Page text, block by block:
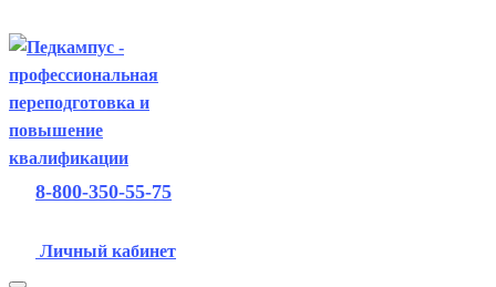
8-800-350-55-75
Личный кабинет